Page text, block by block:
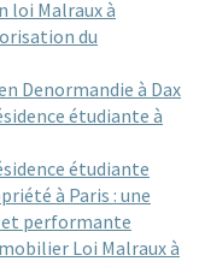
loi Malraux à
du
Denormandie à Dax
étudiante à
étudiante
à Paris : une
performante
Loi Malraux à